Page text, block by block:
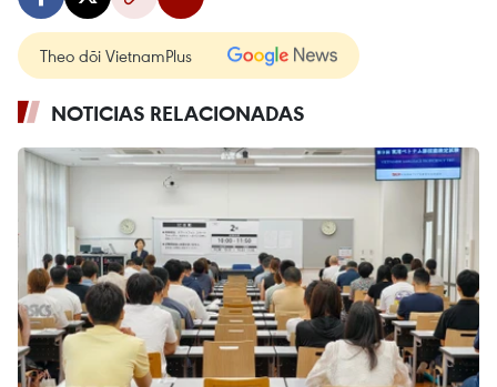
Theo dõi VietnamPlus
NOTICIAS RELACIONADAS